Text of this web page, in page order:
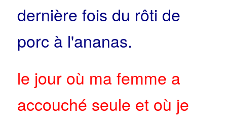
dernière fois du rôti de
porc à l'ananas.
le jour où ma femme a
accouché seule et où je